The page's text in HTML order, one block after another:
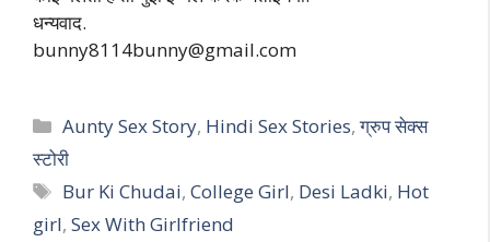
धन्यवाद.
bunny8114bunny@gmail.com
Categories
Aunty Sex Story, Hindi Sex Stories,ग्रुप सेक्स
स्टोरी
Tags
Bur Ki Chudai,College Girl, Desi Ladki, Hot
girl, Sex With Girlfriend